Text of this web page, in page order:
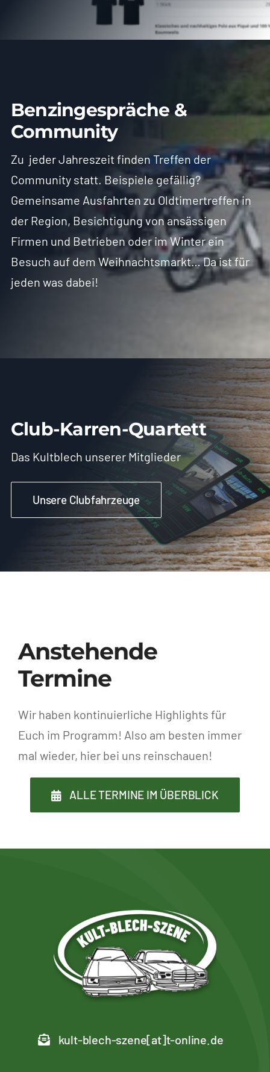
Benzingespräche &
Community
Zu jeder Jahreszeit finden Treffen der
Community statt. Beispiele gefällig?
Gemeinsame Ausfahrten zu Oldtimertreffen in
der Region, Besichtigung von ansässigen
Firmen und Betrieben oder im Winter ein
Besuch auf dem Weihnachtsmarkt… Da ist für
jeden was dabei!
Club-Karren-Quartett
Das Kultblech unserer Mitglieder
Unsere Clubfahrzeuge
Anstehende
Termine
Wir haben kontinuierliche Highlights für
Euch im Programm! Also am besten immer
mal wieder, hier bei uns reinschauen!
ALLE TERMINE IM ÜBERBLICK
kult-blech-szene[at]t-online.de